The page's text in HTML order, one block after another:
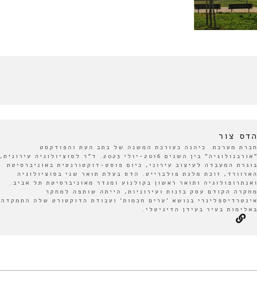
הדס צור
חברת מערכת. כיהנה כעורכת המשנה של כתב העת והפודקסט
"אורבנולוגיה" בין השנים 2016-יולי 2023. ד"ר לסוציולוגיה עירונית,
בוגרת המעבדה לעיצוב עירוני, כיום פוסט-דוקטורנטית באוניברסיטת
הארוורד, זוכת מלגת פולברייט. הדס בעלת תואר שני בסוציולוגיה
ואנתרופולוגיה ותואר ראשון בקולנוע ומגדר מאוניברסיטת תל אביב.
מחקרה הקודם עסק בזנות ועירוניות, הייתה שותפה למחקר
אינטרדיספלינרי בנושא 'ערים חכמות' ועבודת הדוקטורט שלה התמקדה
באלימות בעיר בעידן הדיגיטלי.